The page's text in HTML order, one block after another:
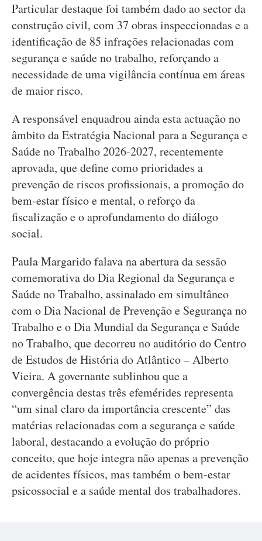
Particular destaque foi também dado ao sector da
construção civil, com 37 obras inspeccionadas e a
identificação de 85 infrações relacionadas com
segurança e saúde no trabalho, reforçando a
necessidade de uma vigilância contínua em áreas
de maior risco.
A responsável enquadrou ainda esta actuação no
âmbito da Estratégia Nacional para a Segurança e
Saúde no Trabalho 2026-2027, recentemente
aprovada, que define como prioridades a
prevenção de riscos profissionais, a promoção do
bem-estar físico e mental, o reforço da
fiscalização e o aprofundamento do diálogo
social.
Paula Margarido falava na abertura da sessão
comemorativa do Dia Regional da Segurança e
Saúde no Trabalho, assinalado em simultâneo
com o Dia Nacional de Prevenção e Segurança no
Trabalho e o Dia Mundial da Segurança e Saúde
no Trabalho, que decorreu no auditório do Centro
de Estudos de História do Atlântico – Alberto
Vieira. A governante sublinhou que a
convergência destas três efemérides representa
“um sinal claro da importância crescente” das
matérias relacionadas com a segurança e saúde
laboral, destacando a evolução do próprio
conceito, que hoje integra não apenas a prevenção
de acidentes físicos, mas também o bem-estar
psicossocial e a saúde mental dos trabalhadores.